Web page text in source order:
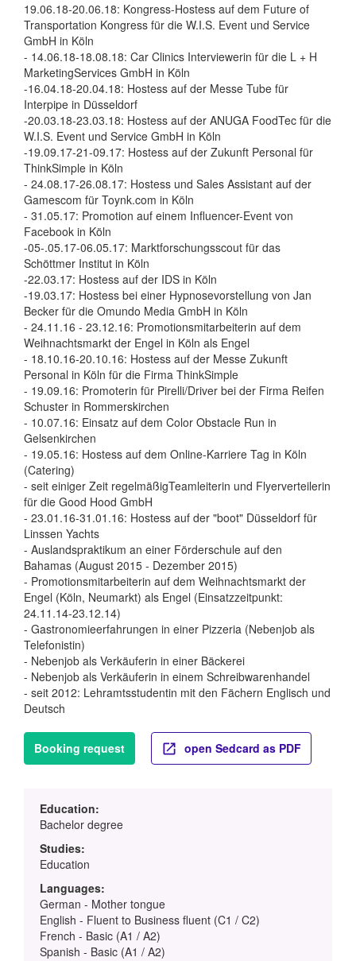
19.06.18-20.06.18: Kongress-Hostess auf dem Future of
Transportation Kongress für die W.I.S. Event und Service
GmbH in Köln
- 14.06.18-18.08.18: Car Clinics Interviewerin für die L + H
MarketingServices GmbH in Köln
-16.04.18-20.04.18: Hostess auf der Messe Tube für
Interpipe in Düsseldorf
-20.03.18-23.03.18: Hostess auf der ANUGA FoodTec für die
W.I.S. Event und Service GmbH in Köln
-19.09.17-21-09.17: Hostess auf der Zukunft Personal für
ThinkSimple in Köln
- 24.08.17-26.08.17: Hostess und Sales Assistant auf der
Gamescom für Toynk.com in Köln
- 31.05.17: Promotion auf einem Influencer-Event von
Facebook in Köln
-05-.05.17-06.05.17: Marktforschungsscout für das
Schöttmer Institut in Köln
-22.03.17: Hostess auf der IDS in Köln
-19.03.17: Hostess bei einer Hypnosevorstellung von Jan
Becker für die Omundo Media GmbH in Köln
- 24.11.16 - 23.12.16: Promotionsmitarbeiterin auf dem
Weihnachtsmarkt der Engel in Köln als Engel
- 18.10.16-20.10.16: Hostess auf der Messe Zukunft
Personal in Köln für die Firma ThinkSimple
- 19.09.16: Promoterin für Pirelli/Driver bei der Firma Reifen
Schuster in Rommerskirchen
- 10.07.16: Einsatz auf dem Color Obstacle Run in
Gelsenkirchen
- 19.05.16: Hostess auf dem Online-Karriere Tag in Köln
(Catering)
- seit einiger Zeit regelmäßigTeamleiterin und Flyerverteilerin
für die Good Hood GmbH
- 23.01.16-31.01.16: Hostess auf der "boot" Düsseldorf für
Linssen Yachts
- Auslandspraktikum an einer Förderschule auf den
Bahamas (August 2015 - Dezember 2015)
- Promotionsmitarbeiterin auf dem Weihnachtsmarkt der
Engel (Köln, Neumarkt) als Engel (Einsatzzeitpunkt:
24.11.14-23.12.14)
- Gastronomieerfahrungen in einer Pizzeria (Nebenjob als
Telefonistin)
- Nebenjob als Verkäuferin in einer Bäckerei
- Nebenjob als Verkäuferin in einem Schreibwarenhandel
- seit 2012: Lehramtsstudentin mit den Fächern Englisch und
Deutsch
Booking request open Sedcard as PDF
Education:
Bachelor degree
Studies:
Education
Languages:
German - Mother tongue
English - Fluent to Business fluent (C1 / C2)
French - Basic (A1 / A2)
Spanish - Basic (A1 / A2)